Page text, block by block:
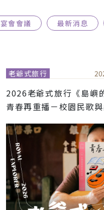
宴會會議 最新消息
老爺式旅行
2026老爺式旅行《島嶼
青春再重播－校園民歌